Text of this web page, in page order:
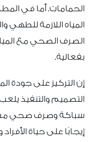
الحمامات. أما في
المياه اللازمة
الصرف الصحي مع
بفعالية.
إن التركيز على جودة
التصميم والتنفيذ
سباكة وصرف صحي
إيجابًا على حياة